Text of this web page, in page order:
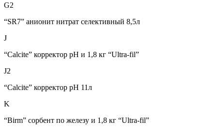
G2
“SR7” анионит нитрат селективный 8,5л
J
“Calcite” корректор pH и 1,8 кг “Ultra-fil”
J2
“Calcite” корректор pH 11л
K
“Birm” сорбент по железу и 1,8 кг “Ultra-fil”